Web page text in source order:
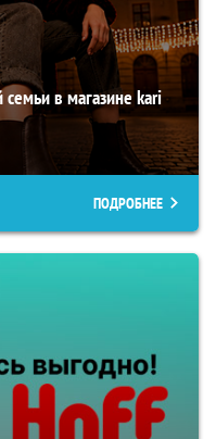
в магазине kari
ПОДРОБНЕЕ